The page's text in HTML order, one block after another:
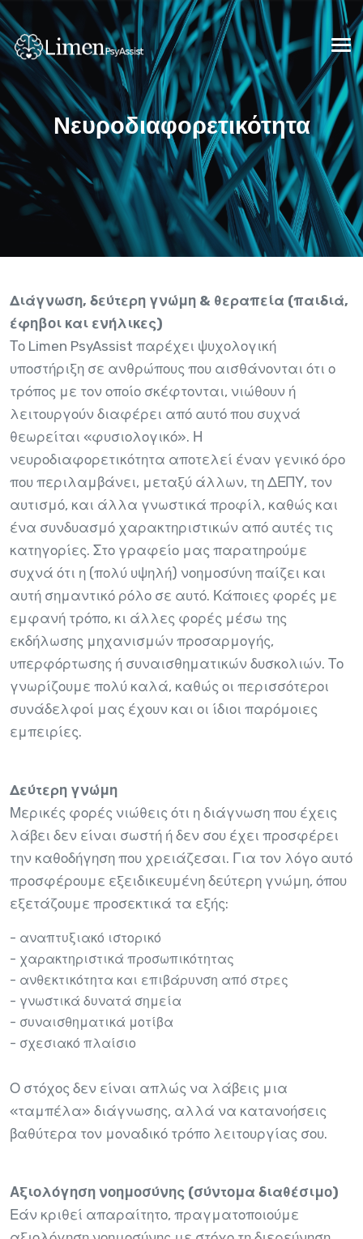
Νευροδιαφορετικότητα
Διάγνωση, δεύτερη γνώμη & θεραπεία (παιδιά,
έφηβοι και ενήλικες)
Το Limen PsyAssist παρέχει ψυχολογική
υποστήριξη σε ανθρώπους που αισθάνονται ότι ο
τρόπος με τον οποίο σκέφτονται, νιώθουν ή
λειτουργούν διαφέρει από αυτό που συχνά
θεωρείται «φυσιολογικό». Η
νευροδιαφορετικότητα αποτελεί έναν γενικό όρο
που περιλαμβάνει, μεταξύ άλλων, τη ΔΕΠΥ, τον
αυτισμό, και άλλα γνωστικά προφίλ, καθώς και
ένα συνδυασμό χαρακτηριστικών από αυτές τις
κατηγορίες. Στο γραφείο μας παρατηρούμε
συχνά ότι η (πολύ υψηλή) νοημοσύνη παίζει και
αυτή σημαντικό ρόλο σε αυτό. Κάποιες φορές με
εμφανή τρόπο, κι άλλες φορές μέσω της
εκδήλωσης μηχανισμών προσαρμογής,
υπερφόρτωσης ή συναισθηματικών δυσκολιών. Το
γνωρίζουμε πολύ καλά, καθώς οι περισσότεροι
συνάδελφοί μας έχουν και οι ίδιοι παρόμοιες
εμπειρίες.
Δεύτερη γνώμη
Μερικές φορές νιώθεις ότι η διάγνωση που έχεις
λάβει δεν είναι σωστή ή δεν σου έχει προσφέρει
την καθοδήγηση που χρειάζεσαι. Για τον λόγο αυτό
προσφέρουμε εξειδικευμένη δεύτερη γνώμη, όπου
εξετάζουμε προσεκτικά τα εξής:
- αναπτυξιακό ιστορικό
- χαρακτηριστικά προσωπικότητας
- ανθεκτικότητα και επιβάρυνση από στρες
- γνωστικά δυνατά σημεία
- συναισθηματικά μοτίβα
- σχεσιακό πλαίσιο
Ο στόχος δεν είναι απλώς να λάβεις μια
«ταμπέλα» διάγνωσης, αλλά να κατανοήσεις
βαθύτερα τον μοναδικό τρόπο λειτουργίας σου.
Αξιολόγηση νοημοσύνης (σύντομα διαθέσιμο)
Εάν κριθεί απαραίτητο, πραγματοποιούμε